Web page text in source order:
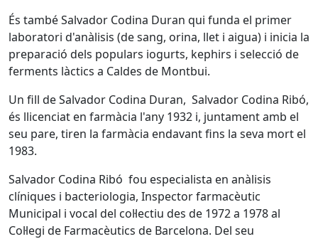
És també Salvador Codina Duran qui funda el primer
laboratori d'anàlisis (de sang, orina, llet i aigua) i inicia la
preparació dels populars iogurts, kephirs i selecció de
ferments làctics a Caldes de Montbui.
Un fill de Salvador Codina Duran, Salvador Codina Ribó,
és llicenciat en farmàcia l'any 1932 i, jun­tament amb el
seu pare, tiren la farmàcia en­davant fins la seva mort el
1983.
Salvador Codina Ribó fou especialista en anàlisis
clíniques i bacteriologia, Inspector farmacèutic
Municipal i vocal del col·lectiu des de 1972 a 1978 al
Col·legi de Farmacèutics de Barcelona. Del seu